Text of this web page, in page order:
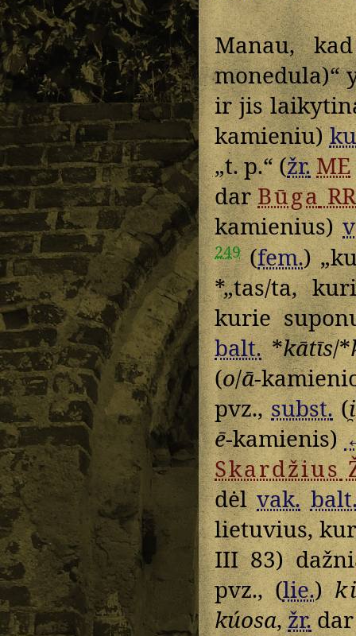
Manau,
monedula)“
ir jis
kamieniu)
„t. p.“ (žr.ME
darBūgaRR
kamienius)
249(fem.)
*„tas/ta,
kurie
balt.*kātīs/*
(o/ā-
pvz.,subst.(
ē-kamienis)
Skardžius
dėlvak.
lietuvius,
III 83)
pvz., (lie.)
kúosa,žr.